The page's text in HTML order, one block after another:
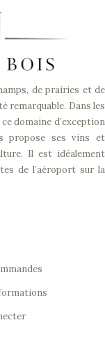
de prairies et de
remarquable. Dans les
domaine d’exception
propose ses vins et
Il est idéalement
de l’aéroport sur la